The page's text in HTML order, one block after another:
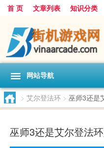
首 页 文章列表 知识分类
网站导航
> 艾尔登法环 > 巫师3还是
巫师3还是艾尔登法